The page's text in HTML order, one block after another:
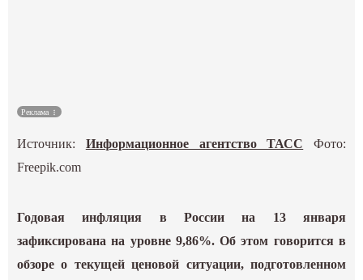
Спецпроекты
Реклама
Источник: Информационное агентство ТАСС Фото:
Freepik.com
Годовая инфляция в России на 13 января
зафиксирована на уровне 9,86%. Об этом говорится в
обзоре о текущей ценовой ситуации, подготовленном